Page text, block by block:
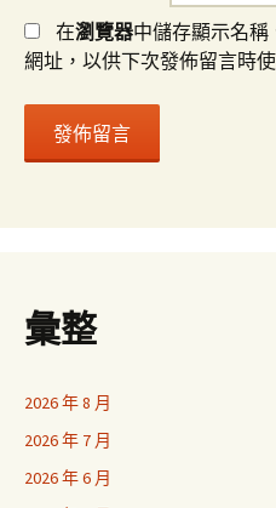
在瀏覽器中儲存顯示名
網址，以供下次發佈留言時使
彙整
2026 年 8 月
2026 年 7 月
2026 年 6 月